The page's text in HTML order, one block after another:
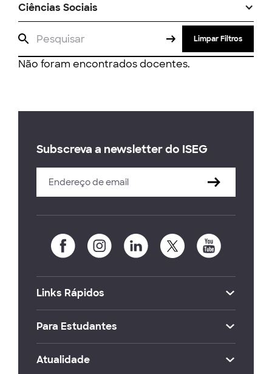
Ciências Sociais
Limpar Filtros
Não foram encontrados docentes.
Subscreva a newsletter do ISEG
Links Rápidos
Para Estudantes
Atualidade